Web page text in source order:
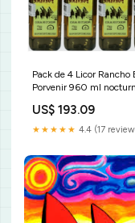
Pack de 4 Licor Rancho
Porvenir 960 ml
US$ 193.09
★★★★★ 4.4 (17